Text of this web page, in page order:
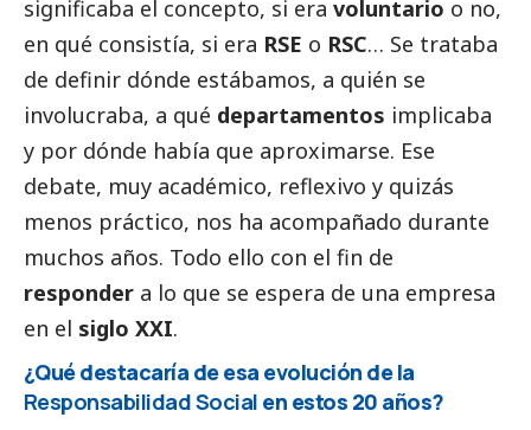
significaba el concepto, si era voluntario o no,
en qué consistía, si era RSE o RSC… Se trataba
de definir dónde estábamos, a quién se
involucraba, a qué departamentos implicaba
y por dónde había que aproximarse. Ese
debate, muy académico, reflexivo y quizás
menos práctico, nos ha acompañado durante
muchos años. Todo ello con el fin de
responder a lo que se espera de una empresa
en el siglo XXI.
¿Qué destacaría de esa evolución de la
ResponsabilidadSocial en estos 20 años?